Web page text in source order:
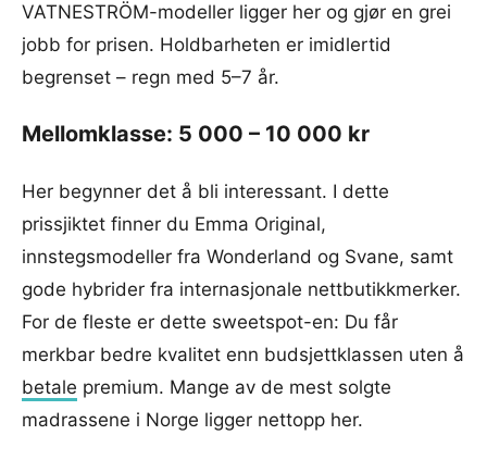
VATNESTRÖM-modeller ligger her og gjør en grei
jobb for prisen. Holdbarheten er imidlertid
begrenset – regn med 5–7 år.
Mellomklasse: 5 000 – 10 000 kr
Her begynner det å bli interessant. I dette
prissjiktet finner du Emma Original,
innstegsmodeller fra Wonderland og Svane, samt
gode hybrider fra internasjonale nettbutikkmerker.
For de fleste er dette sweetspot-en: Du får
merkbar bedre kvalitet enn budsjettklassen uten å
betale premium. Mange av de mest solgte
madrassene i Norge ligger nettopp her.